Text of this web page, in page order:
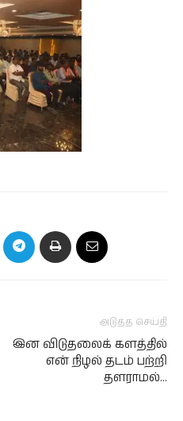
அடுத்த செய்தி
இன விடுதலைக் களத்தில்
என் நிழல் தடம் பற்றி
தளராமல்…